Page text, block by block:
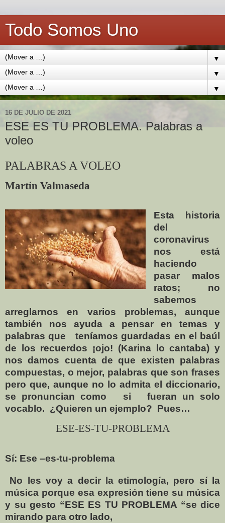
Todo Somos Uno
▼
▼
▼
16 DE JULIO DE 2021
ESE ES TU PROBLEMA. Palabras a
voleo
PALABRAS A VOLEO
Martín Valmaseda
Esta historia
del
coronavirus
nos
está
haciendo
pasar malos
ratos; no
sabemos
arreglarnos en varios problemas, aunque
también nos ayuda a pensar en temas y
palabras que
teníamos guardadas en el baúl
de los recuerdos ¡ojo! (Karina lo cantaba) y
nos damos cuenta de que existen palabras
compuestas, o mejor, palabras que son frases
pero que, aunque no lo admita el diccionario,
se pronuncian como
si
fueran un solo
vocablo. ¿Quieren un ejemplo? Pues…
ESE-ES-TU-PROBLEMA
Sí: Ese –es-tu-problema
No les voy a decir la etimología, pero sí la
música porque esa expresión tiene su música
y su gesto “ESE ES TU PROBLEMA “se dice
mirando para otro lado,